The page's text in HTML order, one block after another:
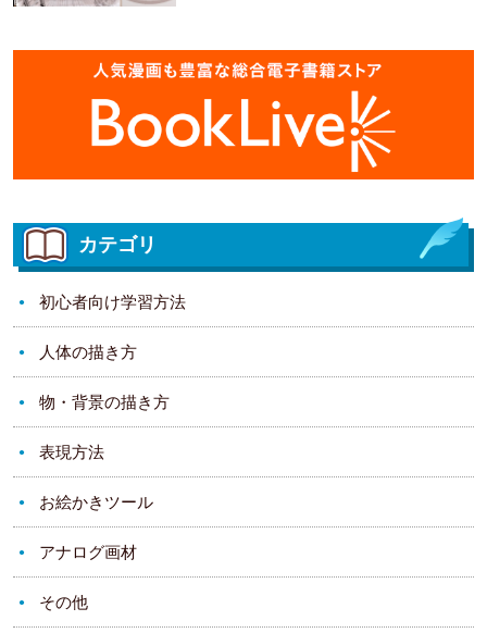
カテゴリ
初心者向け学習方法
人体の描き方
物・背景の描き方
表現方法
お絵かきツール
アナログ画材
その他